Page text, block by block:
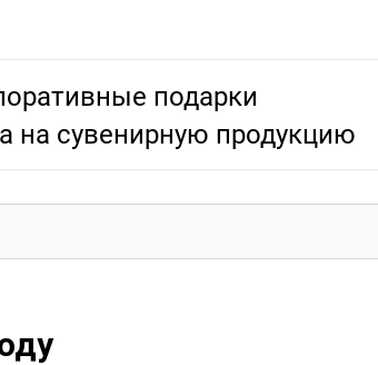
подарки
на сувенирную продукцию